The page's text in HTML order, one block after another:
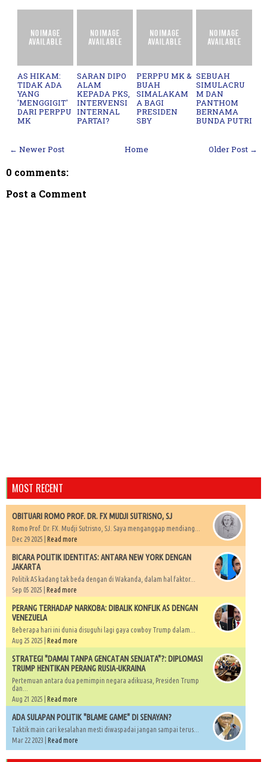
AS HIKAM:
TIDAK ADA
YANG
'MENGGIGIT'
DARI PERPPU
MK
SARAN DIPO
ALAM
KEPADA PKS,
INTERVENSI
INTERNAL
PARTAI?
PERPPU MK &
BUAH
SIMALAKAM
A BAGI
PRESIDEN
SBY
SEBUAH
SIMULACRU
M DAN
PANTHOM
BERNAMA
BUNDA PUTRI
← Newer Post Older Post →
Home
0 comments:
Post a Comment
MOST RECENT
OBITUARI ROMO PROF. DR. FX MUDJI SUTRISNO, SJ
Romo Prof. Dr. FX. Mudji Sutrisno, SJ. Saya menganggap mendiang...
Dec 29 2025 | Read more
BICARA POLITIK IDENTITAS: ANTARA NEW YORK DENGAN
JAKARTA
Politik AS kadang tak beda dengan di Wakanda, dalam hal faktor...
Sep 05 2025 | Read more
PERANG TERHADAP NARKOBA: DIBALIK KONFLIK AS DENGAN
VENEZUELA
Beberapa hari ini dunia disuguhi lagi gaya cowboy Trump dalam...
Aug 25 2025 | Read more
STRATEGI "DAMAI TANPA GENCATAN SENJATA"?: DIPLOMASI
TRUMP HENTIKAN PERANG RUSIA-UKRAINA
Pertemuan antara dua pemimpin negara adikuasa, Presiden Trump
dan...
Aug 21 2025 | Read more
ADA SULAPAN POLITIK "BLAME GAME" DI SENAYAN?
Taktik main cari kesalahan mesti diwaspadai jangan sampai terus...
Mar 22 2023 | Read more